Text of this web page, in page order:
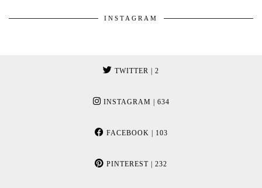
INSTAGRAM
TWITTER | 2
INSTAGRAM | 634
FACEBOOK | 103
PINTEREST | 232